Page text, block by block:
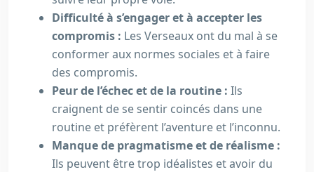
Difficulté à s’engager et à accepter les
compromis : Les Verseaux ont du mal à se
conformer aux normes sociales et à faire
des compromis.
Peur de l’échec et de la routine : Ils
craignent de se sentir coincés dans une
routine et préfèrent l’aventure et l’inconnu.
Manque de pragmatisme et de réalisme :
Ils peuvent être trop idéalistes et avoir du